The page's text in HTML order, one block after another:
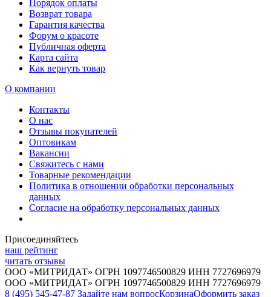
Порядок оплаты
Возврат товара
Гарантия качества
Форум о красоте
Публичная оферта
Карта сайта
Как вернуть товар
О компании
Контакты
О нас
Отзывы покупателей
Оптовикам
Вакансии
Свяжитесь с нами
Товарные рекомендации
Политика в отношении обработки персональных
данных
Согласие на обработку персональных данных
Присоединяйтесь
наш рейтинг
читать отзывы
ООО «МИТРИДАТ» ОГРН 1097746500829 ИНН 7727696979
ООО «МИТРИДАТ» ОГРН 1097746500829 ИНН 7727696979
8 (495) 545-47-87 Задайте нам вопросКорзинаОформить заказ